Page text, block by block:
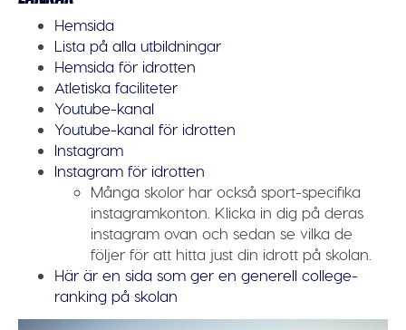
Hemsida
Lista på alla utbildningar
Hemsida för idrotten
Atletiska faciliteter
Youtube-kanal
Youtube-kanal för idrotten
Instagram
Instagram för idrotten
Många skolor har också sport-specifika
instagramkonton. Klicka in dig på deras
instagram ovan och sedan se vilka de
följer för att hitta just din idrott på skolan.
Här är en sida som ger en generell college-
ranking på skolan